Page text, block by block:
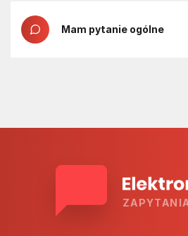
Mam pytanie ogólne